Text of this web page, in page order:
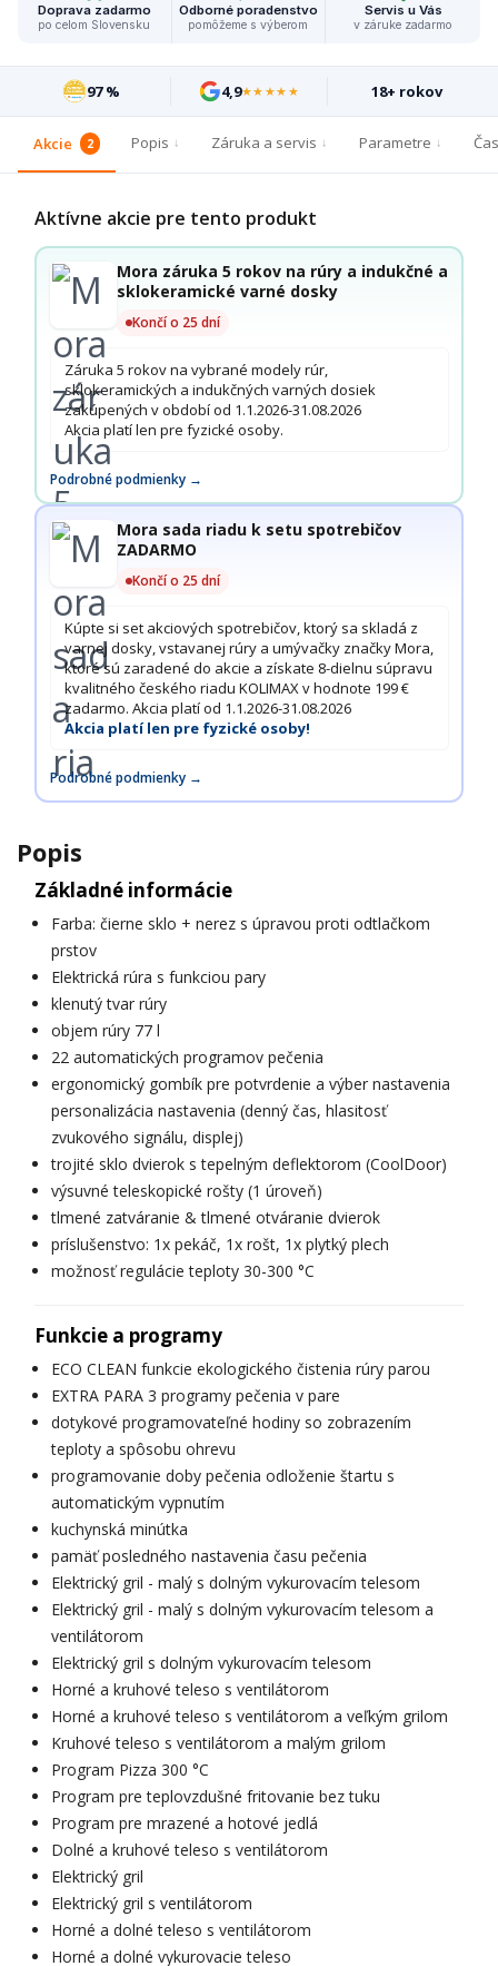
Doprava zadarmo
po celom Slovensku
Odborné poradenstvo
pomôžeme s výberom
Servis u Vás
v záruke zadarmo
97 % 4,9★★★★★ 18+ rokov
Akcie 2 Popis Záruka a servis Parametre
Aktívne akcie pre tento produkt
Mora záruka 5 rokov na rúry a indukčné a
sklokeramické varné dosky
Končí o 25 dní
Záruka 5 rokov na vybrané modely rúr,
sklokeramických a indukčných varných dosiek
zakúpených v období od 1.1.2026-31.08.2026
Akcia platí len pre fyzické osoby.
Podrobné podmienky →
Mora sada riadu k setu spotrebičov
ZADARMO
Končí o 25 dní
Kúpte si set akciových spotrebičov, ktorý sa skladá z
varnej dosky, vstavanej rúry a umývačky značky Mora,
ktoré sú zaradené do akcie a získate 8-dielnu súpravu
kvalitného českého riadu KOLIMAX v hodnote 199 €
zadarmo. Akcia platí od 1.1.2026-31.08.2026
Akcia platí len pre fyzické osoby!
Podrobné podmienky →
Popis
Základné informácie
Farba: čierne sklo + nerez s úpravou proti odtlačkom
prstov
Elektrická rúra s funkciou pary
klenutý tvar rúry
objem rúry 77 l
22 automatických programov pečenia
ergonomický gombík pre potvrdenie a výber nastavenia
personalizácia nastavenia (denný čas, hlasitosť
zvukového signálu, displej)
trojité sklo dvierok s tepelným deflektorom (CoolDoor)
výsuvné teleskopické rošty (1 úroveň)
tlmené zatváranie & tlmené otváranie dvierok
príslušenstvo: 1x pekáč, 1x rošt, 1x plytký plech
možnosť regulácie teploty 30-300 °C
Funkcie a programy
ECO CLEAN funkcie ekologického čistenia rúry parou
EXTRA PARA 3 programy pečenia v pare
dotykové programovateľné hodiny so zobrazením
teploty a spôsobu ohrevu
programovanie doby pečenia odloženie štartu s
automatickým vypnutím
kuchynská minútka
pamäť posledného nastavenia času pečenia
Elektrický gril - malý s dolným vykurovacím telesom
Elektrický gril - malý s dolným vykurovacím telesom a
ventilátorom
Elektrický gril s dolným vykurovacím telesom
Horné a kruhové teleso s ventilátorom
Horné a kruhové teleso s ventilátorom a veľkým grilom
Kruhové teleso s ventilátorom a malým grilom
Program Pizza 300 °C
Program pre teplovzdušné fritovanie bez tuku
Program pre mrazené a hotové jedlá
Dolné a kruhové teleso s ventilátorom
Elektrický gril
Elektrický gril s ventilátorom
Horné a dolné teleso s ventilátorom
Horné a dolné vykurovacie teleso